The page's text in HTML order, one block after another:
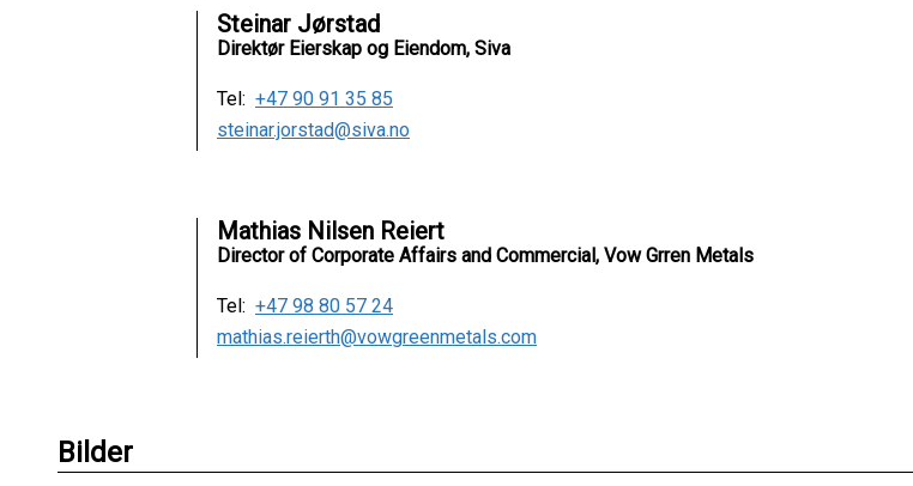
Steinar Jørstad
Direktør Eierskap og Eiendom, Siva
Tel: +47 90 91 35 85
steinar.jorstad@siva.no
Mathias Nilsen Reiert
Director of Corporate Affairs and Commercial, Vow Grren Metals
Tel: +47 98 80 57 24
mathias.reierth@vowgreenmetals.com
Bilder